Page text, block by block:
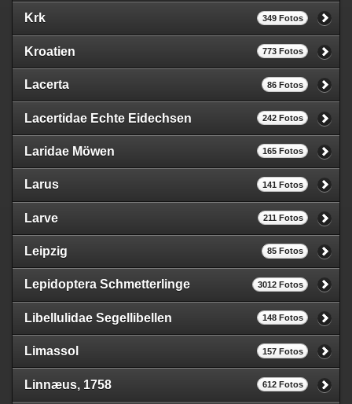
Krk 349 Fotos
Kroatien 773 Fotos
Lacerta 86 Fotos
Lacertidae Echte Eidechsen 242 Fotos
Laridae Möwen 165 Fotos
Larus 141 Fotos
Larve 211 Fotos
Leipzig 85 Fotos
Lepidoptera Schmetterlinge 3012 Fotos
Libellulidae Segellibellen 148 Fotos
Limassol 157 Fotos
Linnæus, 1758 612 Fotos